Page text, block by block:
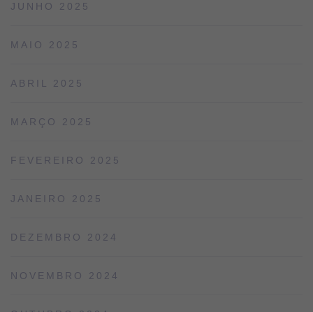
JUNHO 2025
MAIO 2025
ABRIL 2025
MARÇO 2025
FEVEREIRO 2025
JANEIRO 2025
DEZEMBRO 2024
NOVEMBRO 2024